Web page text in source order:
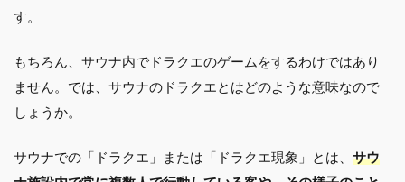
す。
もちろん、サウナ内でドラクエのゲームをするわけではあり
ません。では、サウナのドラクエとはどのような意味なので
しょうか。
サウナでの「ドラクエ」または「ドラクエ現象」とは、 サウ